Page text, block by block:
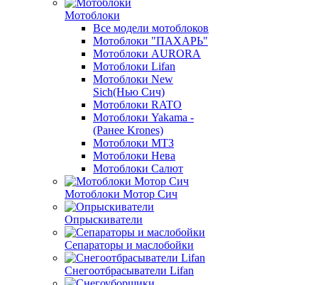
Мотоблоки
Все модели мотоблоков
Мотоблоки "ПАХАРЬ"
Мотоблоки AURORA
Мотоблоки Lifan
Мотоблоки New
Sich(Нью Сич)
Мотоблоки RATO
Мотоблоки Yakama -
(Ранее Krones)
Мотоблоки МТЗ
Мотоблоки Нева
Мотоблоки Салют
Мотоблоки Мотор Сич
Опрыскиватели
Сепараторы и маслобойки
Снегоотбрасыватели Lifan